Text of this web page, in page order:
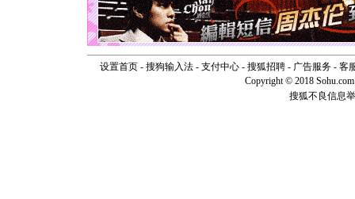
[圣诞节]
如意,快
[元旦]看
断电。爱
你是我专
[元旦]
如
起；二是
离。水晶
设置首页- 搜狗输入法- 支付中心- 搜狐招聘- 广告服务- 客
Copyright © 2018
搜狐不良信息